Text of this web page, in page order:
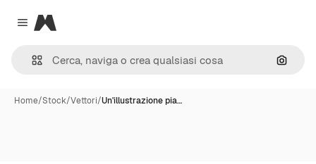
Close menu
Magnific
Cerca
Home/Stock/Vettori/Un'illustrazione pia…